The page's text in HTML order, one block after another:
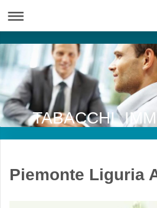
TABACCHI
Piemonte Liguria